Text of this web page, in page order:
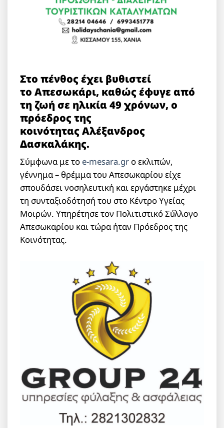
Στο πένθος έχει βυθιστεί
το Απεσωκάρι, καθώς έφυγε από
τη ζωή σε ηλικία 49 χρόνων, ο
πρόεδρος της
κοινότητας Αλέξανδρος
Δασκαλάκης.
Σύμφωνα με το e-mesara.gr ο εκλιπών,
γέννημα – θρέμμα του Απεσωκαρίου είχε
σπουδάσει νοσηλευτική και εργάστηκε μέχρι
τη συνταξιοδότησή του στο Κέντρο Υγείας
Μοιρών. Υπηρέτησε τον Πολιτιστικό Σύλλογο
Απεσωκαρίου και τώρα ήταν Πρόεδρος της
Κοινότητας.